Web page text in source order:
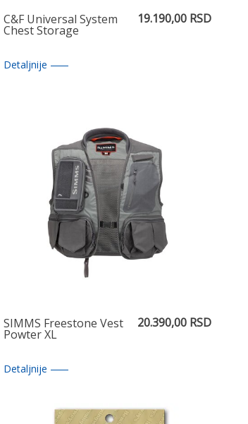
C&F Universal System
Chest Storage
19.190,00 RSD
Detaljnije
SIMMS Freestone Vest
Powter XL
20.390,00 RSD
Detaljnije